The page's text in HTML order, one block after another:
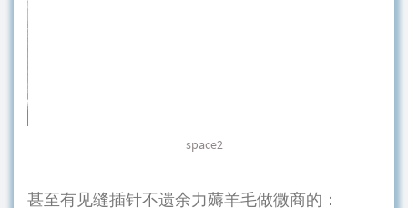
space2
甚至有见缝插针不遗余力薅羊毛做微商的：